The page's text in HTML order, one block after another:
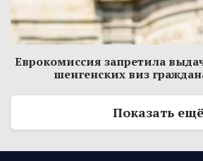
Еврокомиссия запретила
шенгенских виз
Показать ещё